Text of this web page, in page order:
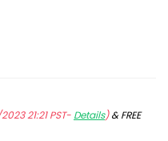
21:21 PST- Details)&FREE